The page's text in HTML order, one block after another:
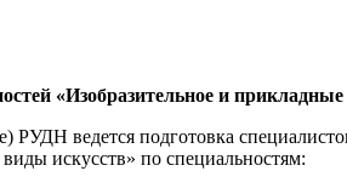
«Изобразительное и
РУДН ведется подготовка
искусств» по специальностям: